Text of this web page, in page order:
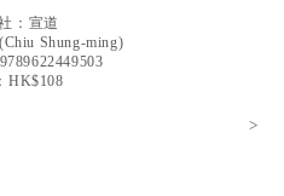
： 宣道
(Chiu Shung-ming)
HK$108
>